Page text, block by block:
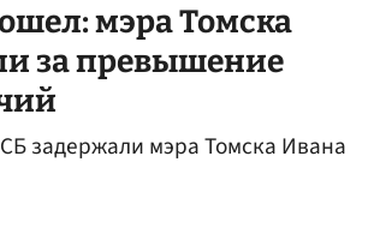
мэра Томска
за превышение
задержали мэра Томска Ивана